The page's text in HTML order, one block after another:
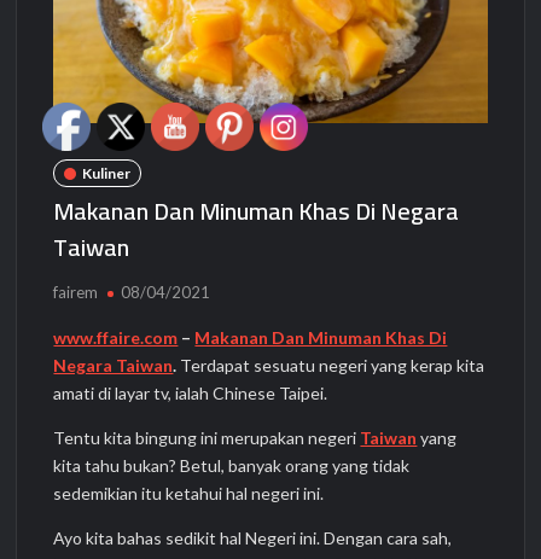
Kuliner
Makanan Dan Minuman Khas Di Negara
Taiwan
fairem 08/04/2021
www.ffaire.com – Makanan Dan Minuman Khas Di
Negara Taiwan. Terdapat sesuatu negeri yang kerap kita
amati di layar tv, ialah Chinese Taipei.
Tentu kita bingung ini merupakan negeri Taiwan yang
kita tahu bukan? Betul, banyak orang yang tidak
sedemikian itu ketahui hal negeri ini.
Ayo kita bahas sedikit hal Negeri ini. Dengan cara sah,